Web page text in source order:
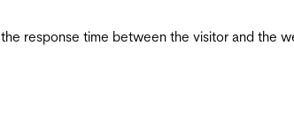
response time between the visitor and the